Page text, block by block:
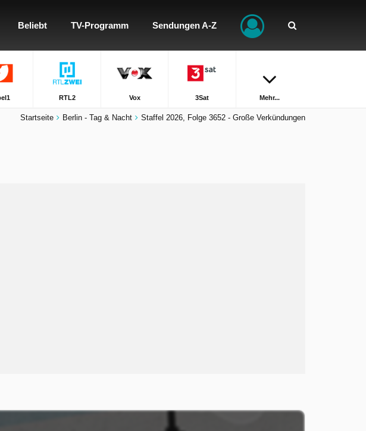
Beliebt TV-Programm Sendungen A-Z
RTL2 Vox 3Sat Mehr...
Startseite Berlin - Tag & Nacht Staffel 2026, Folge 3652 - Große Verkündungen